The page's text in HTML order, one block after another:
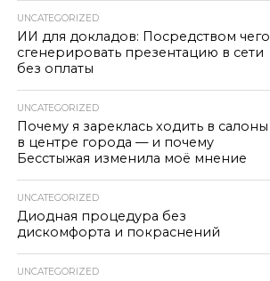
UNCATEGORIZED
ИИ для докладов: Посредством чего
сгенерировать презентацию в сети
без оплаты
UNCATEGORIZED
Почему я зареклась ходить в салоны
в центре города — и почему
Бесстыжая изменила моё мнение
UNCATEGORIZED
Диодная процедура без
дискомфорта и покраснений
UNCATEGORIZED